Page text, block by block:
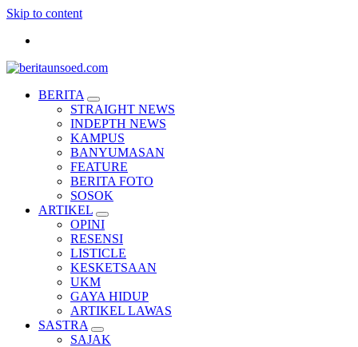
Skip to content
Pemandu Wawasan Almamater
BERITA
STRAIGHT NEWS
INDEPTH NEWS
KAMPUS
BANYUMASAN
FEATURE
BERITA FOTO
SOSOK
ARTIKEL
OPINI
RESENSI
LISTICLE
KESKETSAAN
UKM
GAYA HIDUP
ARTIKEL LAWAS
SASTRA
SAJAK